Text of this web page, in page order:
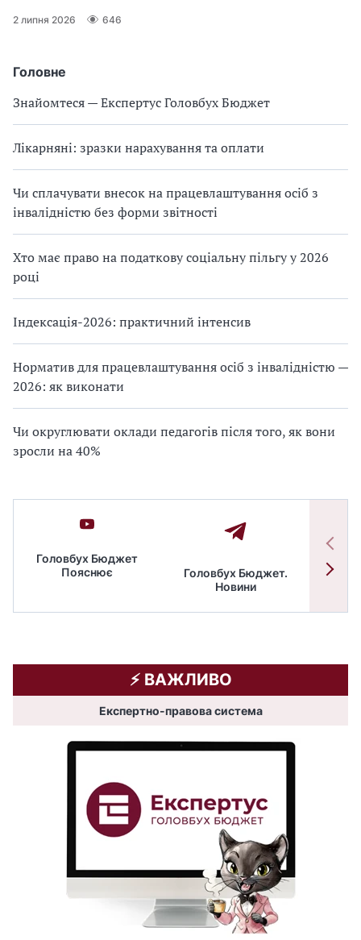
Головне
Знайомтеся — Експертус Головбух Бюджет
Лікарняні: зразки нарахування та оплати
Чи сплачувати внесок на працевлаштування осіб з
інвалідністю без форми звітності
Хто має право на податкову соціальну пільгу у 2026
році
Індексація-2026: практичний інтенсив
Норматив для працевлаштування осіб з інвалідністю —
2026: як виконати
Чи округлювати оклади педагогів після того, як вони
зросли на 40%
Головбух Бюджет
Пояснює
Головбух Бюджет.
Новини
2 липня 2026 646
⚡️ ВАЖЛИВО
Експертно-правова система